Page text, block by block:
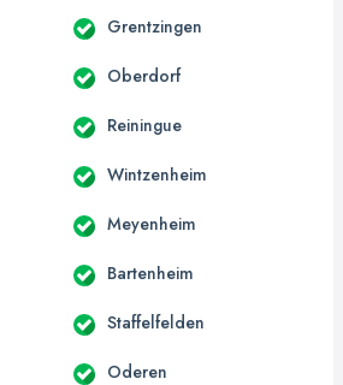
Grentzingen
Oberdorf
Reiningue
Wintzenheim
Meyenheim
Bartenheim
Staffelfelden
Oderen